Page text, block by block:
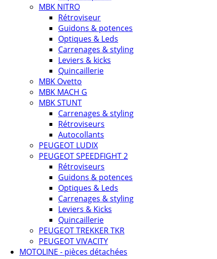
MBK NITRO
Rétroviseur
Guidons & potences
Optiques & Leds
Carrenages & styling
Leviers & kicks
Quincaillerie
MBK Ovetto
MBK MACH G
MBK STUNT
Carrenages & styling
Rétroviseurs
Autocollants
PEUGEOT LUDIX
PEUGEOT SPEEDFIGHT 2
Rétroviseurs
Guidons & potences
Optiques & Leds
Carrenages & styling
Leviers & Kicks
Quincaillerie
PEUGEOT TREKKER TKR
PEUGEOT VIVACITY
MOTOLINE - pièces détachées